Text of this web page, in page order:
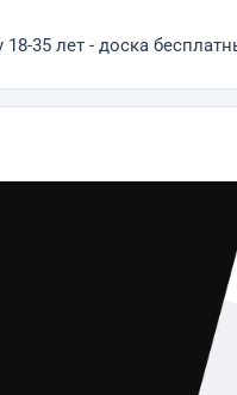
35 лет - доска